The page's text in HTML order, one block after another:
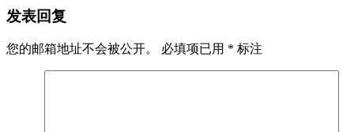
发表回复
您的邮箱地址不会被公开。 必填项已用 * 标注